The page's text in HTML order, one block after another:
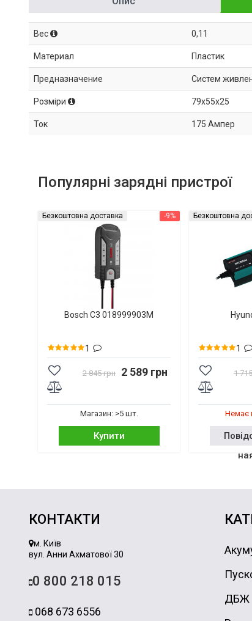
Вес 0,11
Материал Пластик
Предназначение Систем
Розміри 79x55x25
Ток 175 Ампер
Популярні зарядні пристрої
-9%
Безкоштовна доставка
Bosch C3 018999903M
1
2 845 грн 2 589 грн
Магазин: >5 шт.
Купити
Безкоштовна
1
1
Немає
КОНТАКТИ
м. Київ
вул. Анни Ахматової 30
0 800 218 015
068 673 6556
ДБЖ